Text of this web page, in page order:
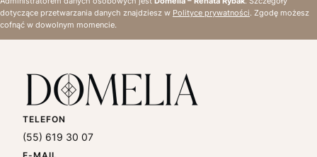
dotyczące przetwarzania danych znajdziesz w Polityce prywatności. Zgodę możesz
cofnąć w dowolnym momencie.
TELEFON
(55) 619 30 07